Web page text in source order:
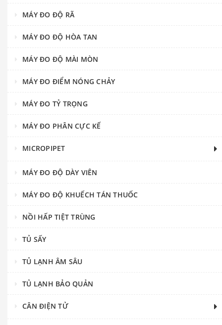
MÁY ĐO ĐỘ RÃ
MÁY ĐO ĐỘ HÒA TAN
MÁY ĐO ĐỘ MÀI MÒN
MÁY ĐO ĐIỂM NÓNG CHẢY
MÁY ĐO TỶ TRỌNG
MÁY ĐO PHÂN CỰC KẾ
MICROPIPET
MÁY ĐO ĐỘ DÀY VIÊN
MÁY ĐO ĐỘ KHUẾCH TÁN THUỐC
NỒI HẤP TIỆT TRÙNG
TỦ SẤY
TỦ LẠNH ÂM SÂU
TỦ LẠNH BẢO QUẢN
CÂN ĐIỆN TỬ